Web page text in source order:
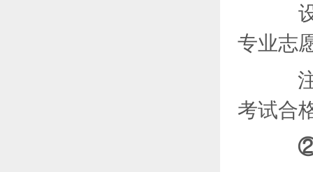
设
专业志
注
考试合